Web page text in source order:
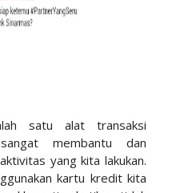
satu alat transaksi
membantu dan
yang kita lakukan.
kartu kredit kita